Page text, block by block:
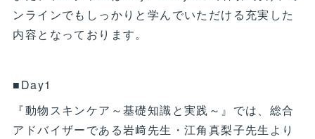
ンラインでもしっかりと学んでいただける充実した
内容となっております。
■Day1
『動物スキンケア～基礎知識と実践～』では、総合
アドバイザーである岩﨑先生・江角真梨子先生より